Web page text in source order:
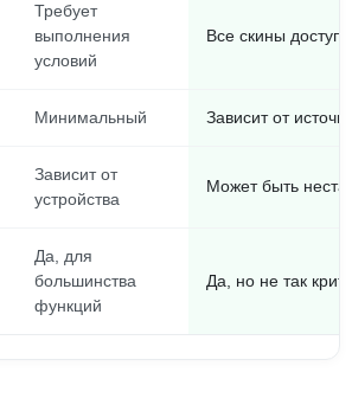
Требует
выполнения
условий
Все скины
Минимальный Зависит от
Зависит от
устройства
Может быть
Да, для
большинства
функций
Да, но не так